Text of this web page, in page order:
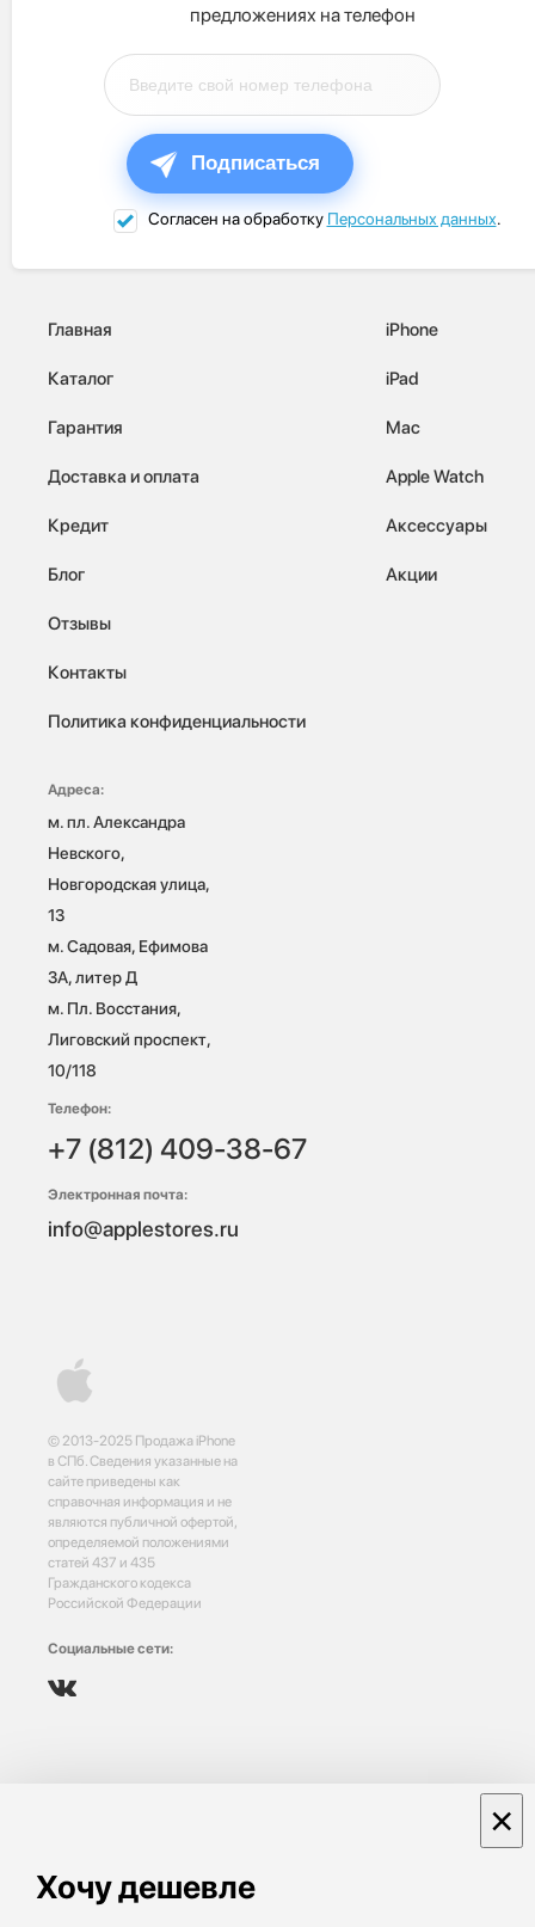
предложениях на телефон
Подписаться
Согласен на обработку Персональных данных.
© 2013-2025 Продажа iPhone
в СПб. Сведения указанные на
сайте приведены как
справочная информация и не
являются публичной офертой,
определяемой положениями
статей 437 и 435
Гражданского кодекса
Российской Федерации
Социальные сети:
Главная
Каталог
Гарантия
Доставка и оплата
Кредит
Блог
Отзывы
Контакты
Политика конфиденциальности
iPhone
iPad
Mac
Apple Watch
Аксессуары
Акции
Адреса:
м. пл. Александра
Невского,
Новгородская улица,
13
м. Садовая, Ефимова
3А, литер Д
м. Пл. Восстания,
Лиговский проспект,
10/118
Телефон:
+7 (812) 409-38-67
Электронная почта:
info@applestores.ru
Хочу дешевле
×